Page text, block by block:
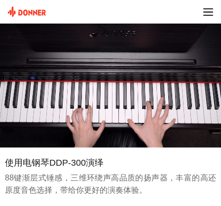
使用电钢琴DDP-300演绎
88键渐层式锤感，三维环绕声高品质的扬声器，丰富的高还
原度音色选择，带给你更好的演奏体验。